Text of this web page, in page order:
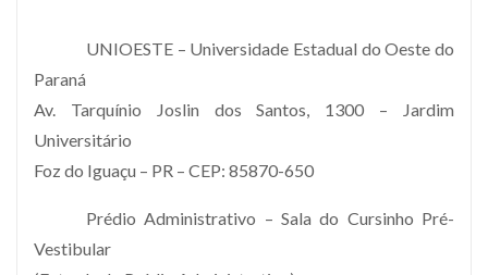
UNIOESTE – Universidade Estadual do Oeste do
Paraná
Av. Tarquínio Joslin dos Santos, 1300 – Jardim
Universitário
Foz do Iguaçu – PR – CEP: 85870-650
Prédio Administrativo – Sala do Cursinho Pré-
Vestibular